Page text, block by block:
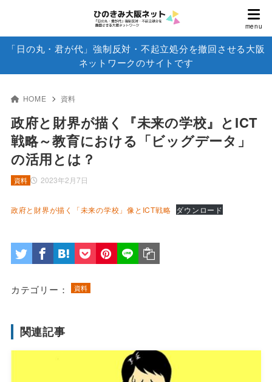
「日の丸・君が代」強制反対・不起立処分を撤回させる大阪
ネットワークのサイトです
HOME 資料
政府と財界が描く『未来の学校』とICT
戦略～教育における「ビッグデータ」
の活用とは？
2023年2月7日
資料
政府と財界が描く「未来の学校」像とICT戦略 ダウンロード
カテゴリー： 資料
関連記事